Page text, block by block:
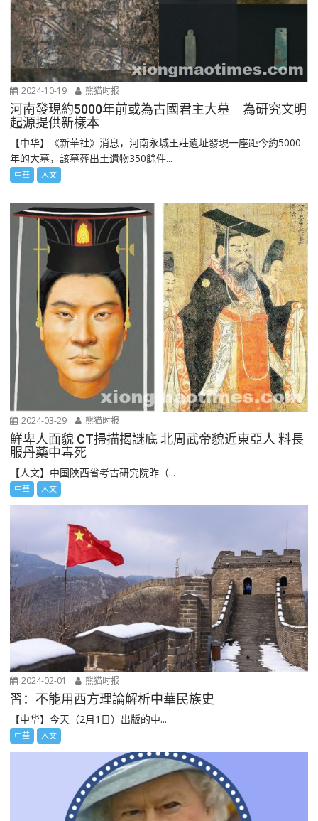
2024-10-19 熊猫时报
河南發現約5000年前或為古國君主大墓 為研究文明
起源提供新樣本
【中华】《新華社》消息，河南永城王莊遺址發現一座距今約5000
年的大墓，該墓葬出土遺物350餘件...
中華 人文
2024-03-29 熊猫时报
鮮卑人面貌 CT掃描揭謎底 北周武帝貌近東亞人 料長
服丹藥中毒死
【人文】中国陜西省考古研究院昨（...
中華 人文
2024-02-01 熊猫时报
習：不能用西方理論解析中華民族史
【中华】今天（2月1日）出版的中...
中華 人文